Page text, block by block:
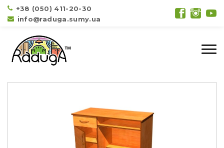
+38 (050) 411-20-30
info@raduga.sumy.ua